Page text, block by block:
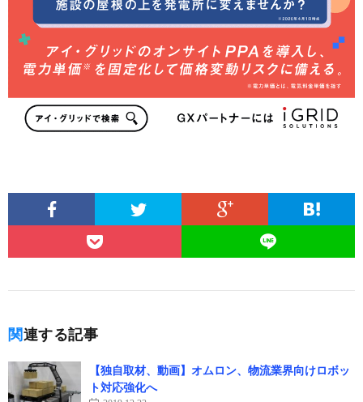
関連する記事
【独自取材、動画】オムロン、物流業界向けロボッ
ト対応強化へ